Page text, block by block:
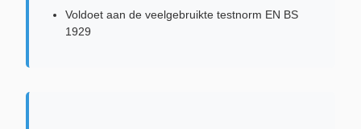
Voldoet aan de veelgebruikte testnorm EN BS
1929